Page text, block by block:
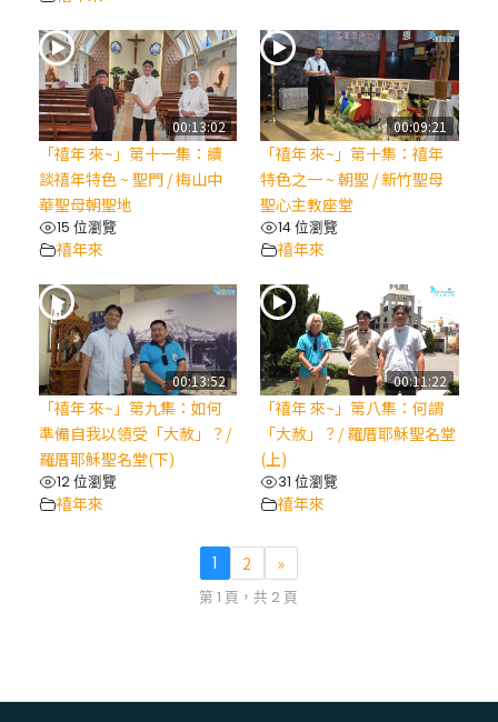
00:13:02
「禧年 來~」第十一集：續
談禧年特色 ~ 聖門 / 梅山中
華聖母朝聖地
15 位瀏覽
禧年來
00:09:21
「禧年 來~」第十集：禧年
特色之一 ~ 朝聖 / 新竹聖母
聖心主教座堂
14 位瀏覽
禧年來
00:13:52
「禧年 來~」第九集：如何
準備自我以領受「大赦」？/
羅厝耶穌聖名堂(下)
12 位瀏覽
禧年來
00:11:22
「禧年 來~」第八集：何謂
「大赦」？/ 羅厝耶穌聖名堂
(上)
31 位瀏覽
禧年來
1 2 »
第 1 頁，共 2 頁